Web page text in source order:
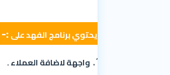
يحتويبرنامج الفهدعلى:-
واجهة لاضافةالعملاء.